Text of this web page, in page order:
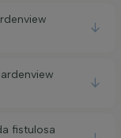
fistulosa